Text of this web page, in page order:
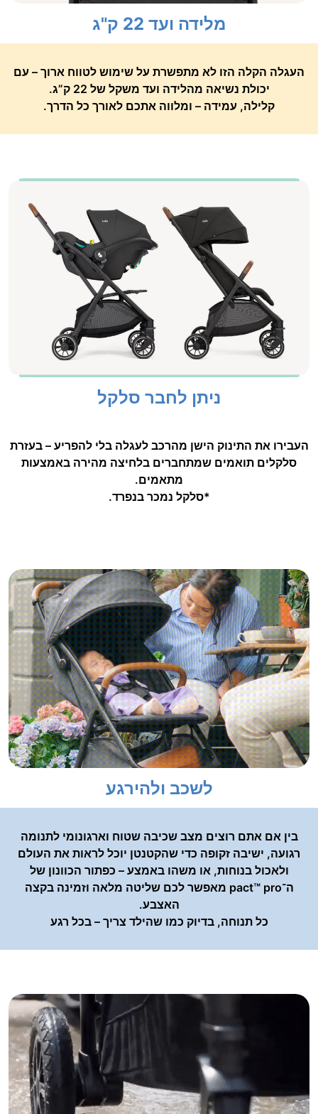
מלידה ועד 22 ק"ג
העגלה הקלה הזו לא מתפשרת על שימוש לטווח ארוך – עם
יכולת נשיאה מהלידה ועד משקל של 22 ק”ג.
קלילה, עמידה – ומלווה אתכם לאורך כל הדרך.
ניתן לחבר סלקל
העבירו את התינוק הישן מהרכב לעגלה בלי להפריע – בעזרת
סלקלים תואמים שמתחברים בלחיצה מהירה באמצעות
מתאמים.
*סלקל נמכר בנפרד.
לשכב ולהירגע
בין אם אתם רוצים מצב שכיבה שטוח וארגונומי לתנומה
רגועה, ישיבה זקופה כדי שהקטנטן יוכל לראות את העולם
ולאכול בנוחות, או משהו באמצע – כפתור הכוונון של
ה־pact™‎ pro מאפשר לכם שליטה מלאה וזמינה בקצה
האצבע.
כל תנוחה, בדיוק כמו שהילד צריך – בכל רגע